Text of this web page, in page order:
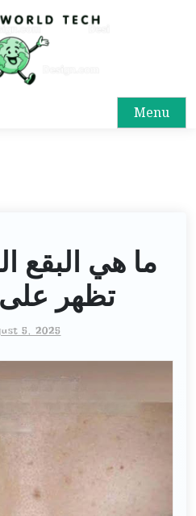
Menu
ما هي البقع
تظهر على
5, 2025